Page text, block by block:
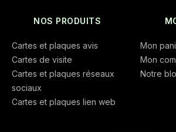
NOS PRODUITS
Cartes et plaques avis
Cartes de visite
Cartes et plaques réseaux
sociaux
Cartes et plaques lien web
Mon
Mon
Notre